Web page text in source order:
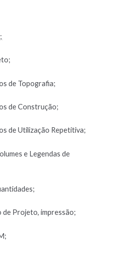
de Topografia;
de Construção;
de Utilização Repetitiva;
e Legendas de
de Projeto, impressão;